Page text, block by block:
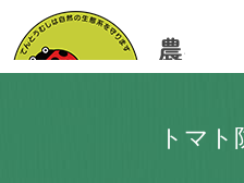
トマト